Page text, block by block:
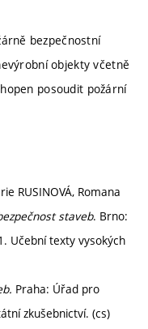
bezpečnostní
objekty včetně
posoudit požární
RUSINOVÁ, Romana
staveb. Brno:
Učební texty vysokých
Praha: Úřad pro
zkušebnictví. (cs)